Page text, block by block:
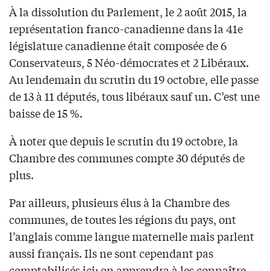
À la dissolution du Parlement, le 2 août 2015, la
représentation franco-canadienne dans la 41e
législature canadienne était composée de 6
Conservateurs, 5 Néo-démocrates et 2 Libéraux.
Au lendemain du scrutin du 19 octobre, elle passe
de 13 à 11 députés, tous libéraux sauf un. C’est une
baisse de 15 %.
À noter que depuis le scrutin du 19 octobre, la
Chambre des communes compte 30 députés de
plus.
Par ailleurs, plusieurs élus à la Chambre des
communes, de toutes les régions du pays, ont
l’anglais comme langue maternelle mais parlent
aussi français. Ils ne sont cependant pas